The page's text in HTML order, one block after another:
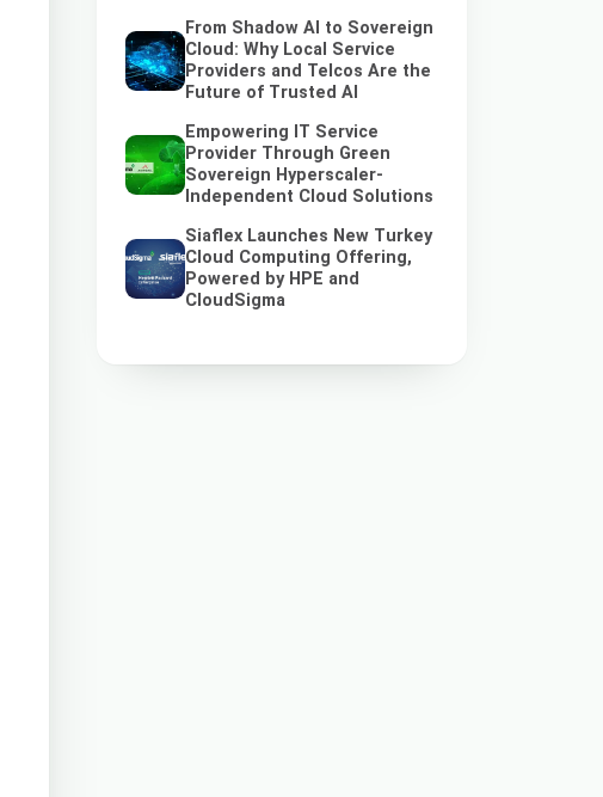
From Shadow AI to Sovereign
Cloud: Why Local Service
Providers and Telcos Are the
Future of Trusted AI
Empowering IT Service
Provider Through Green
Sovereign Hyperscaler-
Independent Cloud Solutions
Siaflex Launches New Turkey
Cloud Computing Offering,
Powered by HPE and
CloudSigma